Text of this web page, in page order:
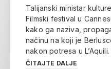
Talijanski ministar
Filmski festival u
kako ga naziva,
načinu na koji je
nakon potresa u L’Aquili.
ČITAJTE DALJE